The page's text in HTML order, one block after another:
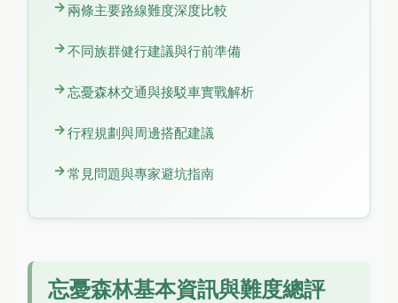
兩條主要路線難度深度比較
不同族群健行建議與行前準備
忘憂森林交通與接駁車實戰解析
行程規劃與周邊搭配建議
常見問題與專家避坑指南
忘憂森林基本資訊與難度總評